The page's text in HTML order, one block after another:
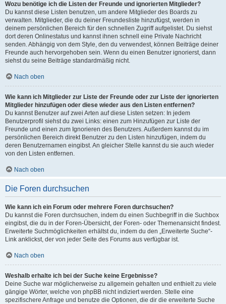
Wozu benötige ich die Listen der Freunde und ignorierten Mitglieder?
Du kannst diese Listen benutzen, um andere Mitglieder des Boards zu
verwalten. Mitglieder, die du deiner Freundesliste hinzufügst, werden in
deinem persönlichen Bereich für den schnellen Zugriff aufgelistet. Du siehst
dort deren Onlinestatus und kannst ihnen schnell eine Private Nachricht
senden. Abhängig von dem Style, den du verwendest, können Beiträge deiner
Freunde auch hervorgehoben sein. Wenn du einen Benutzer ignorierst, dann
siehst du seine Beiträge standardmäßig nicht.
Nach oben
Wie kann ich Mitglieder zur Liste der Freunde oder zur Liste der ignorierten
Mitglieder hinzufügen oder diese wieder aus den Listen entfernen?
Du kannst Benutzer auf zwei Arten auf diese Listen setzen: In jedem
Benutzerprofil siehst du zwei Links: einen zum Hinzufügen zur Liste der
Freunde und einen zum Ignorieren des Benutzers. Außerdem kannst du im
persönlichen Bereich direkt Benutzer zu den Listen hinzufügen, indem du
deren Benutzernamen eingibst. An gleicher Stelle kannst du sie auch wieder
von den Listen entfernen.
Nach oben
Die Foren durchsuchen
Wie kann ich ein Forum oder mehrere Foren durchsuchen?
Du kannst die Foren durchsuchen, indem du einen Suchbegriff in die Suchbox
eingibst, die du in der Foren-Übersicht, der Foren- oder Themenansicht findest.
Erweiterte Suchmöglichkeiten erhältst du, indem du den „Erweiterte Suche“-
Link anklickst, der von jeder Seite des Forums aus verfügbar ist.
Nach oben
Weshalb erhalte ich bei der Suche keine Ergebnisse?
Deine Suche war möglicherweise zu allgemein gehalten und enthielt zu viele
gängige Wörter, welche von phpBB nicht indiziert werden. Stelle eine
spezifischere Anfrage und benutze die Optionen, die dir die erweiterte Suche